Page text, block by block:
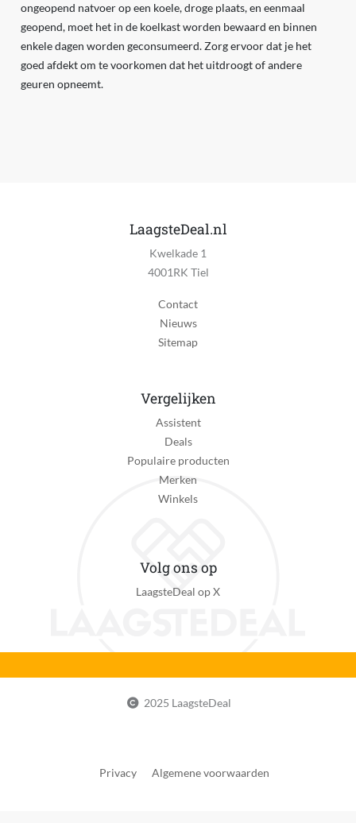
ongeopend natvoer op een koele, droge plaats, en eenmaal
geopend, moet het in de koelkast worden bewaard en binnen
enkele dagen worden geconsumeerd. Zorg ervoor dat je het
goed afdekt om te voorkomen dat het uitdroogt of andere
geuren opneemt.
LaagsteDeal.nl
Kwelkade 1
4001RK Tiel
Contact
Nieuws
Sitemap
Vergelijken
Assistent
Deals
Populaire producten
Merken
Winkels
Volg ons op
LaagsteDeal op X
2025 LaagsteDeal
Privacy Algemene voorwaarden